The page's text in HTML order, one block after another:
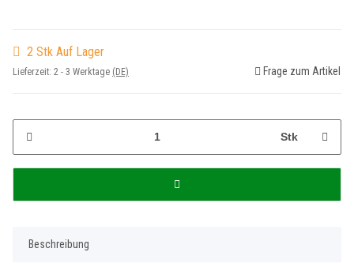
2 Stk Auf Lager
Lieferzeit: 2 - 3 Werktage (DE) Frage zum Artikel
Stk
Beschreibung